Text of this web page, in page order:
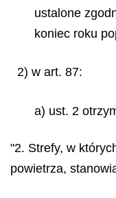
ustalone
koniec roku
2) w art. 87:
a) ust. 2
"2. Strefy, w
powietrza,